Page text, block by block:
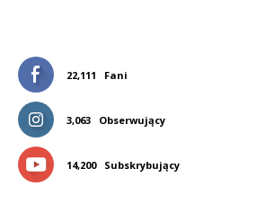
22,111 Fani
3,063 Obserwujący
14,200 Subskrybujący